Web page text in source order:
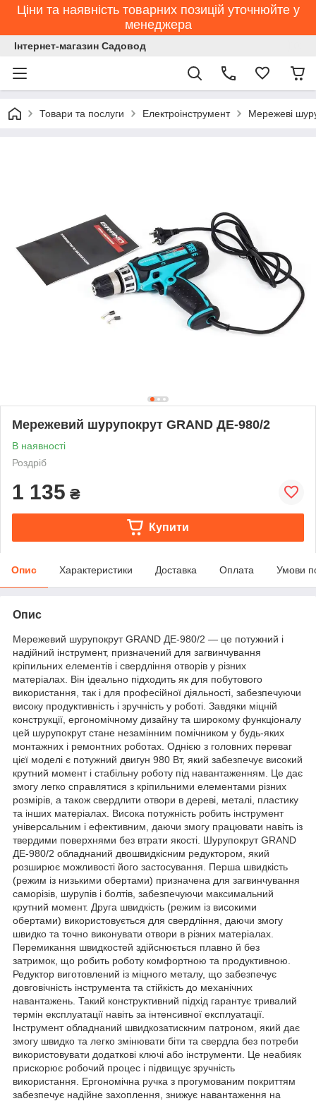
Ціни та наявність товарних позицій уточнюйте у
менеджера
Інтернет-магазин Садовод
Товари та послуги Електроінструмент Мережеві
Мережевий шурупокрут GRAND ДЕ-980/2
В наявності
Роздріб
1 135 ₴
Купити
Опис Характеристики Доставка Оплата Умови
Опис
Мережевий шурупокрут GRAND ДЕ-980/2 — це потужний і
надійний інструмент, призначений для загвинчування
кріпильних елементів і свердління отворів у різних
матеріалах. Він ідеально підходить як для побутового
використання, так і для професійної діяльності, забезпечуючи
високу продуктивність і зручність у роботі. Завдяки міцній
конструкції, ергономічному дизайну та широкому функціоналу
цей шурупокрут стане незамінним помічником у будь-яких
монтажних і ремонтних роботах. Однією з головних переваг
цієї моделі є потужний двигун 980 Вт, який забезпечує високий
крутний момент і стабільну роботу під навантаженням. Це дає
змогу легко справлятися з кріпильними елементами різних
розмірів, а також свердлити отвори в дереві, металі, пластику
та інших матеріалах. Висока потужність робить інструмент
універсальним і ефективним, даючи змогу працювати навіть із
твердими поверхнями без втрати якості. Шурупокрут GRAND
ДЕ-980/2 обладнаний двошвидкісним редуктором, який
розширює можливості його застосування. Перша швидкість
(режим із низькими обертами) призначена для загвинчування
саморізів, шурупів і болтів, забезпечуючи максимальний
крутний момент. Друга швидкість (режим із високими
обертами) використовується для свердління, даючи змогу
швидко та точно виконувати отвори в різних матеріалах.
Перемикання швидкостей здійснюється плавно й без
затримок, що робить роботу комфортною та продуктивною.
Редуктор виготовлений із міцного металу, що забезпечує
довговічність інструмента та стійкість до механічних
навантажень. Такий конструктивний підхід гарантує тривалий
термін експлуатації навіть за інтенсивної експлуатації.
Інструмент обладнаний швидкозатискним патроном, який дає
змогу швидко та легко змінювати біти та свердла без потреби
використовувати додаткові ключі або інструменти. Це неабияк
прискорює робочий процес і підвищує зручність
використання. Ергономічна ручка з прогумованим покриттям
забезпечує надійне захоплення, знижує навантаження на